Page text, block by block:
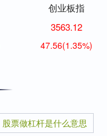
创业板指
3563.12
47.56(1.35%)
股票做杠杆是什么意思